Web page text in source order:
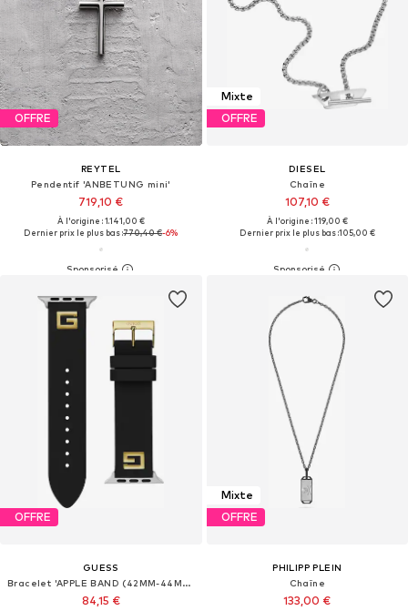
OFFRE
REYTEL
Pendentif 'ANBETUNG mini'
719,10 €
À l'origine : 1.141,00 €
Dernier prix le plus bas :770,40 €-6%
Mixte
OFFRE
DIESEL
Chaîne
107,10 €
À l'origine : 119,00 €
Dernier prix le plus bas :105,00 €
OFFRE
GUESS
Bracelet 'APPLE BAND (42MM-44MM)'
84,15 €
Mixte
OFFRE
PHILIPP PLEIN
Chaîne
133,00 €